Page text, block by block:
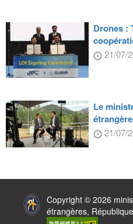
Drones :
21/07/
Le
21/07/
Copyright © 2026
étrangères,